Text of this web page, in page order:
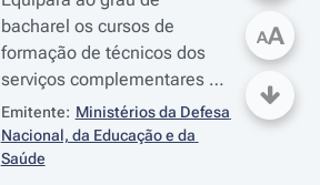
bacharel os cursos de
formação de técnicos dos
serviços complementares de
diagnóstico e terapêutica
ministrados na Escola do
Serviço de Saúde Militar,
Emitente: Ministérios da Defesa
Nacional, da Educação e da
Saúde
AA